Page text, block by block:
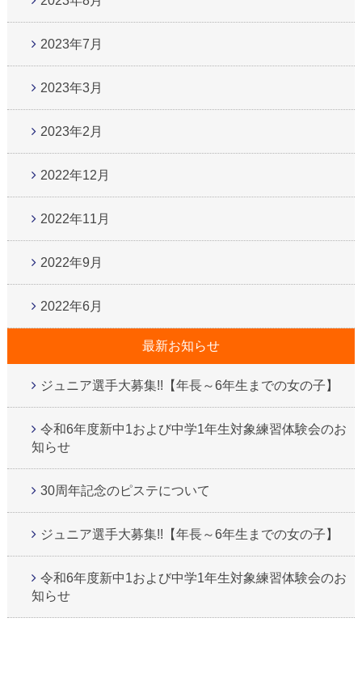
2023年7月
2023年3月
2023年2月
2022年12月
2022年11月
2022年9月
2022年6月
最新お知らせ
ジュニア選手大募集!!【年長～6年生までの女の子】
令和6年度新中1および中学1年生対象練習体験会のお
知らせ
30周年記念のピステについて
ジュニア選手大募集!!【年長～6年生までの女の子】
令和6年度新中1および中学1年生対象練習体験会のお
知らせ